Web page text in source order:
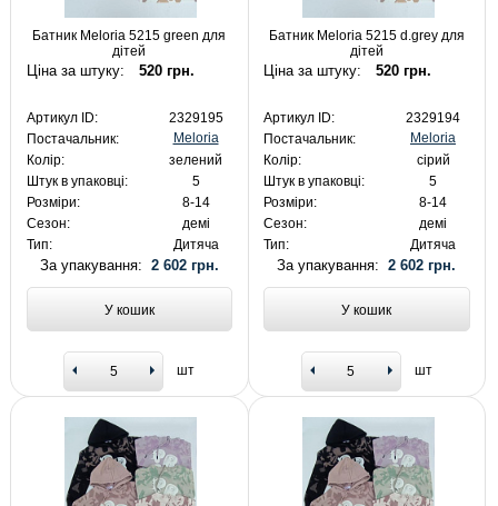
Батник Meloria 5215 green для
дітей
Ціна за штуку: 520 грн.
Артикул ID:
2329195
Постачальник:
Meloria
Колір:
зелений
Штук в упаковці:
5
Розміри:
8-14
Сезон:
демі
Тип:
Дитяча
За упакування: 2 602 грн.
У кошик
шт
Батник Meloria 5215 d.grey для
дітей
Ціна за штуку: 520 грн.
Артикул ID:
2329194
Постачальник:
Meloria
Колір:
сірий
Штук в упаковці:
5
Розміри:
8-14
Сезон:
демі
Тип:
Дитяча
За упакування:2 602 грн.
У кошик
шт